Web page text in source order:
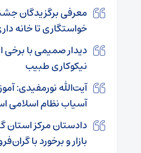
معرفی برگزیدگان
خواستگاری تا خانه
دیدار صمیمی با برخی
نیکوکاری طبیب
آیت‌الله نورمفیدی:
آسیاب نظام اسلامی
دادستان مرکز استان
بازار و برخورد با